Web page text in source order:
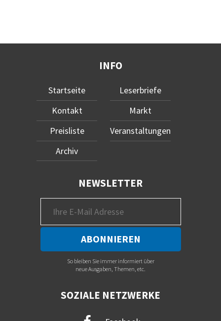
INFO
Startseite
Kontakt
Preisliste
Archiv
Leserbriefe
Markt
Veranstaltungen
NEWSLETTER
So bleiben Sie immer informiert über
neue Ausgaben, Themen, etc.
SOZIALE NETZWERKE